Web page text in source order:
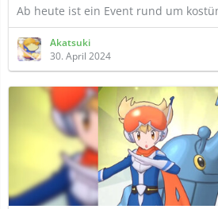
Ab heute ist ein Event rund um
Akatsuki
30. April 2024